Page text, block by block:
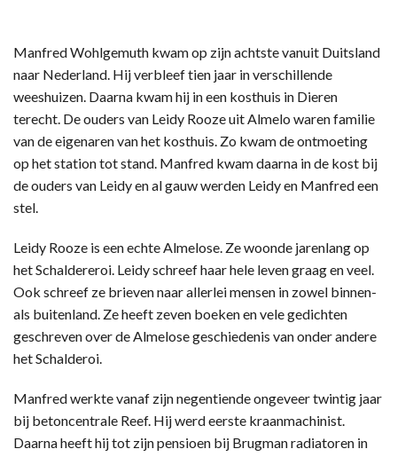
Manfred Wohlgemuth kwam op zijn achtste vanuit Duitsland
naar Nederland. Hij verbleef tien jaar in verschillende
weeshuizen. Daarna kwam hij in een kosthuis in Dieren
terecht. De ouders van Leidy Rooze uit Almelo waren familie
van de eigenaren van het kosthuis. Zo kwam de ontmoeting
op het station tot stand. Manfred kwam daarna in de kost bij
de ouders van Leidy en al gauw werden Leidy en Manfred een
stel.
Leidy Rooze is een echte Almelose. Ze woonde jarenlang op
het Schaldereroi. Leidy schreef haar hele leven graag en veel.
Ook schreef ze brieven naar allerlei mensen in zowel binnen-
als buitenland. Ze heeft zeven boeken en vele gedichten
geschreven over de Almelose geschiedenis van onder andere
het Schalderoi.
Manfred werkte vanaf zijn negentiende ongeveer twintig jaar
bij betoncentrale Reef. Hij werd eerste kraanmachinist.
Daarna heeft hij tot zijn pensioen bij Brugman radiatoren in